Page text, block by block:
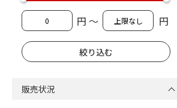
円 ～ 円
販売状況